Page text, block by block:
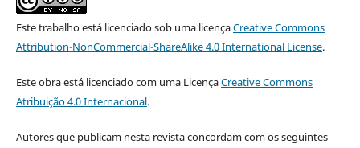
Este trabalho está licenciado sob uma licençaCreative Commons
Attribution-NonCommercial-ShareAlike 4.0 International License.
Este obra está licenciado com uma LicençaCreative Commons
Atribuição 4.0 Internacional.
Autores que publicam nesta revista concordam com os seguintes